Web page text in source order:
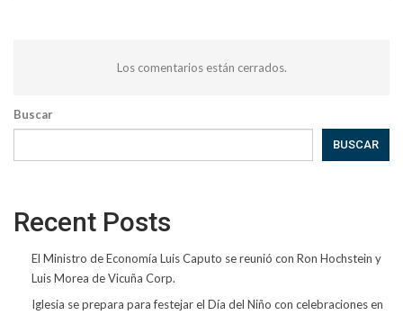
Los comentarios están cerrados.
Buscar
BUSCAR
Recent Posts
El Ministro de Economía Luis Caputo se reunió con Ron Hochstein y
Luis Morea de Vicuña Corp.
Iglesia se prepara para festejar el Día del Niño con celebraciones en